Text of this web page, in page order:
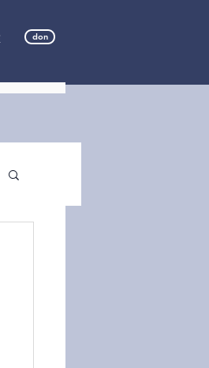
don